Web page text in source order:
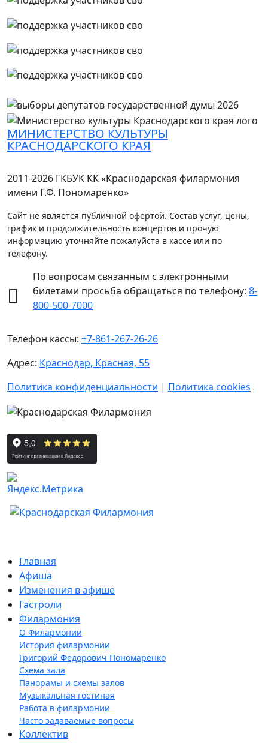
МИНИСТЕРСТВО КУЛЬТУРЫ
КРАСНОДАРСКОГО КРАЯ
2011-2026 ГКБУК КК «Краснодарская филармония
имени Г.Ф. Пономаренко»
Сайт не является публичной офертой. Состав услуг, цены,
график и продолжительность концертов и прочую
информацию уточняйте пожалуйста в кассе или по
телефону.
По вопросам связанным с электронными
билетами просьба обращаться по телефону: 8-
800-500-7000
Телефон кассы: +7-861-267-26-26
Адрес: Краснодар, Красная, 55
Политика конфиденциальности | Политика cookies
Главная
Афиша
Изменения в афише
Гастроли
Филармония
О Филармонии
История филармонии
Григорий Федорович Пономаренко
Схема зала
Панорамы и схемы залов
Музыкальная гостиная
Работа в филармонии
Часто задаваемые вопросы
Коллектив